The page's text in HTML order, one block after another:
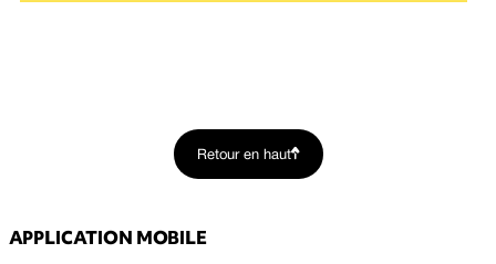
Retour en haut
APPLICATION MOBILE